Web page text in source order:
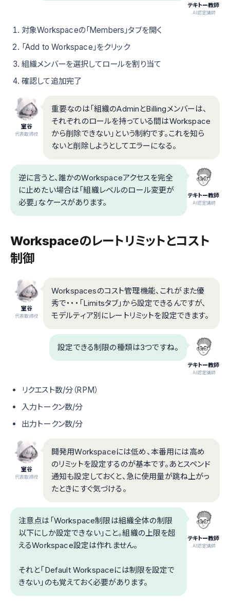
テキトー教師
.AI認定講師
対象Workspaceの「Members」タブを開く
「Add to Workspace」をクリック
組織メンバーを選択してロールを割り当て
確認して追加完了
室谷
代表取締役
重要なのは「組織のAdminとBillingメンバーは、
それぞれのロールを持っている間はWorkspace
から削除できない」という制約です。これを知ら
ないと削除しようとしてエラーになる。
テキトー教師
.AI認定講師
逆に言うと、誰かのWorkspaceアクセスを完全
に止めたい場合は「組織レベルのロール変更が
必要」なケースがあります。
Workspaceのレートリミットとコスト
制御
室谷
代表取締役
Workspacesのコスト管理機能、これがまた優
秀で・・・「Limitsタブ」から設定できるんですが、
モデルティア別にレートリミットを設定できます。
テキトー教師
.AI認定講師
設定できる制限の種類は3つですね。
リクエスト数/分（RPM）
入力トークン数/分
出力トークン数/分
室谷
代表取締役
開発用Workspaceには低め、本番用には高め
のリミットを設定するのが基本です。あとスペンド
通知も設定しておくと、急に使用量が跳ね上がっ
たときにすぐ気づける。
テキトー教師
.AI認定講師
注意点は「Workspace制限は組織全体の制限
以下にしか設定できない」こと。組織の上限を超
えるWorkspace設定は作れません。
それと「Default Workspaceには制限を設定で
きない」のも覚えておく必要があります。